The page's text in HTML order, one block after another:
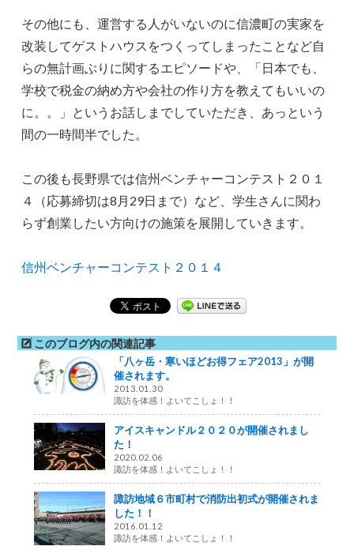
その他にも、運営する人がいないのに信濃町の実家を
改装してゲストハウスをつくってしまったことなど自
らの無計画ぶりに関するエピソードや、「日本でも、
学校で税金の納め方や会社の作り方を教えてもいいの
に。。」というお話しまでしていただき、あっという
間の一時間半でした。
この後も長野県では信州ベンチャーコンテスト２０１
４（応募締切は8月29日まで）など、学生さんに関わ
らず創業したい方向けの施策を展開していきます。
信州ベンチャーコンテスト２０１４
このブログ内の関連記事
「八ヶ岳・寒いほどお得フェア2013」が開
催されます。
2013.01.30
諏訪を体感！よいてこしょ！！
アイスキャンドル２０２０が開催されまし
た！
2020.02.06
諏訪を体感！よいてこしょ！！
諏訪地域６市町村で消防出初式が開催されま
した！！
2016.01.12
諏訪を体感！よいてこしょ！！